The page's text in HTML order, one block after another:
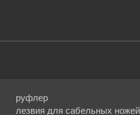
руфлер
лезвия для сабельных ножей